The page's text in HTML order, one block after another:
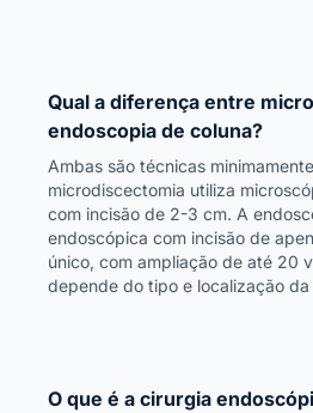
Qual a diferença entre
endoscopia de coluna?
Ambas são técnicas
microdiscectomia utiliza
com incisão de 2-3 cm. A
endoscópica com incisão de
único, com ampliação de até 20
depende do tipo e localização da
O que é a cirurgia